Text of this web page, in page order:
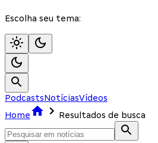
Escolha seu tema:
PodcastsNotíciasVídeos
Home
Resultados de busca